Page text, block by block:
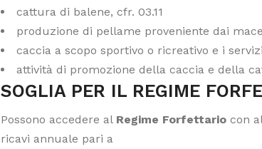
cattura di balene, cfr. 03.11
produzione di pellame proveniente dai
caccia a scopo sportivo o ricreativo e i
attività di promozione della caccia e della
SOGLIA PER IL REGIME
Possono accedere al Regime Forfettario con
ricavi annuale pari a